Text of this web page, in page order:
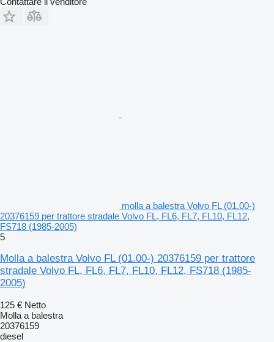
molla a balestra Volvo FL (01.00-)
20376159 per trattore stradale Volvo FL, FL6, FL7, FL10, FL12,
FS718 (1985-2005)
5
Molla a balestra Volvo FL (01.00-) 20376159 per trattore
stradale Volvo FL, FL6, FL7, FL10, FL12, FS718 (1985-
2005)
125 € Netto
Molla a balestra
20376159
diesel